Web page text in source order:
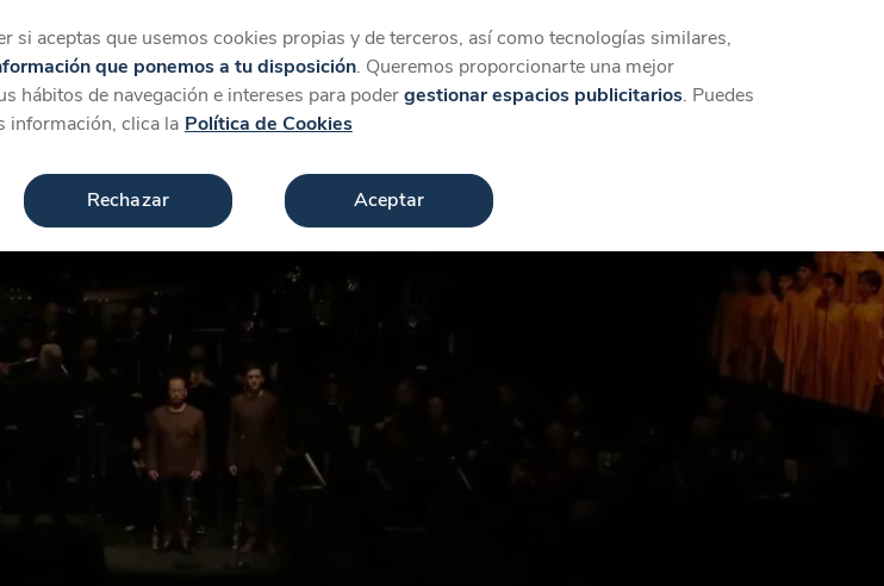
Más Iniciar sesión Crear cuenta
si aceptas que usemos cookies propias y de terceros, así como tecnologías similares,
que ponemos a tu disposición. Queremos proporcionarte una mejor
hábitos de navegación e intereses para podergestionar espacios publicitarios. Puedes
información, clica la Política de Cookies
Rechazar Aceptar